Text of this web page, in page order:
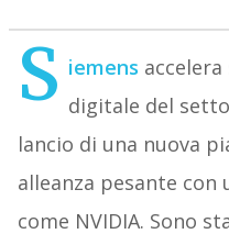
S iemens
digitale del
lancio di una nuova
alleanza pesante
come NVIDIA. Sono